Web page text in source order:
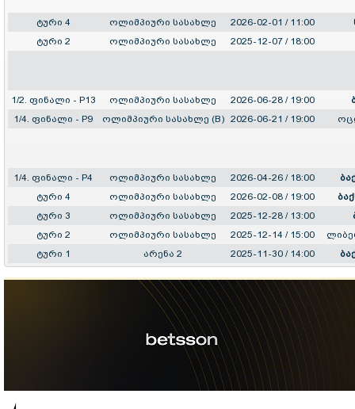
ტური 4 ოლიმპიური სასახლე 2026-02-01 / 11:00
ტური 2
ოლიმპიური სასახლე 2025-12-07 / 18:00
1/2. ფინალი - P13 ოლიმპიური სასახლე 2026-06-28 / 19:00
1/4. ფინალი - P9
ოლიმპიური სასახლე (B) 2026-06-21 / 19:00
1/4. ფინალი - P4 ოლიმპიური სასახლე 2026-04-26 / 18:00
ტური 4
ოლიმპიური სასახლე 2026-02-08 / 19:00
ტური 3
ოლიმპიური სასახლე 2025-12-28 / 13:00
ტური 2
ოლიმპიური სასახლე 2025-12-14 / 15:00
ტური 1
არენა 2 2025-11-30 / 14:00